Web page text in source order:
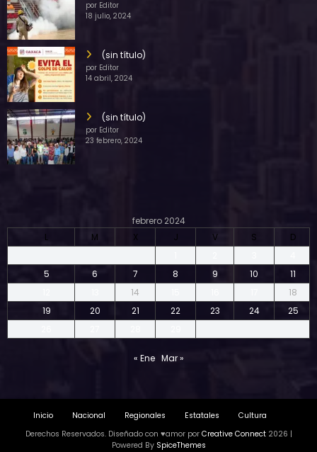
por Editor
18 julio, 2024
(sin título)
por Editor
14 abril, 2024
(sin título)
por Editor
23 febrero, 2024
febrero 2024
L
M X J V S
D
5
6 7 8 9 10
11
14
18
19
20 21 22 23 24
25
« Ene Mar »
Inicio Nacional Regionales Estatales
Cultura
Derechos Reservados. Diseñado con ♥amor por Creative Connect2026 |
Powered By SpiceThemes